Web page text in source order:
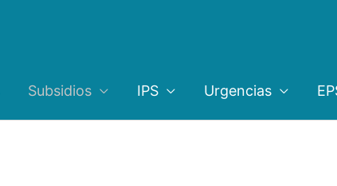
Subsidios IPS Urgencias